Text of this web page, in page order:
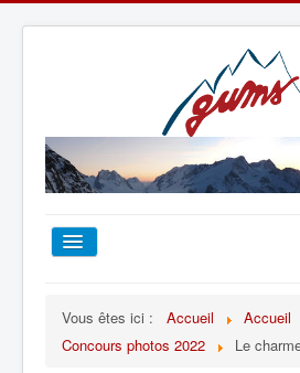
TOUT SUR LE GUMS
Vous êtes ici : Accueil Accueil
Concours photos 2022
Le